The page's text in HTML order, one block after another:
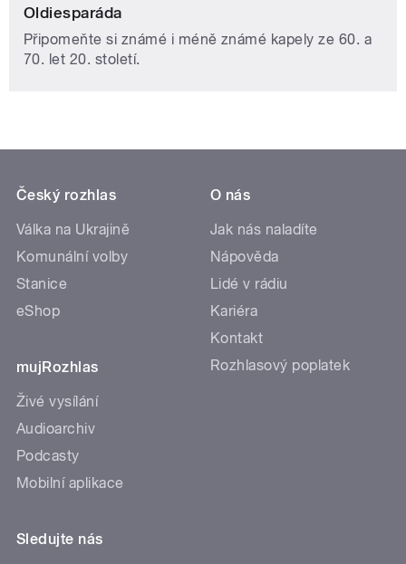
Oldiesparáda
Připomeňte si známé i méně známé kapely ze 60. a
70. let 20. století.
Český rozhlas
Válka na Ukrajině
Komunální volby
Stanice
eShop
mujRozhlas
Živé vysílání
Audioarchiv
Podcasty
Mobilní aplikace
O nás
Jak nás naladíte
Nápověda
Lidé v rádiu
Kariéra
Kontakt
Rozhlasový poplatek
Sledujte nás